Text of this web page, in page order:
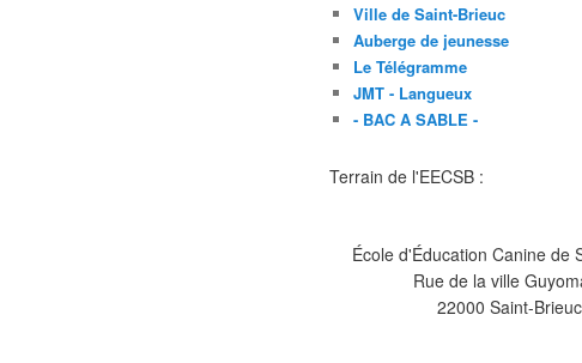
Ville de Saint-Brieuc
Auberge de jeunesse
Le Télégramme
JMT - Langueux
- BAC A SABLE -
Terrain de l'EECSB :
École d'Éducation Canine de
Rue de la ville
22000 Saint-Brieuc